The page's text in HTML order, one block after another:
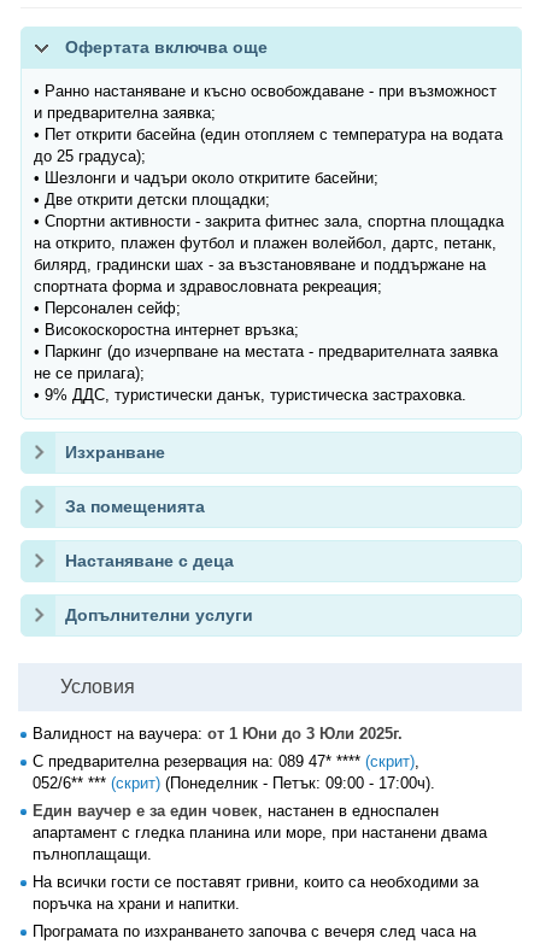
Офертата включва още
• Ранно настаняване и късно освобождаване - при възможност
и предварителна заявка;
• Пет открити басейна (един отопляем с температура на водата
до 25 градуса);
• Шезлонги и чадъри около откритите басейни;
• Две открити детски площадки;
• Спортни активности - закрита фитнес зала, спортна площадка
на открито, плажен футбол и плажен волейбол, дартс, петанк,
билярд, градински шах - за възстановяване и поддържане на
спортната форма и здравословната рекреация;
• Персонален сейф;
• Високоскоростна интернет връзка;
• Паркинг (до изчерпване на местата - предварителната заявка
не се прилага);
• 9% ДДС, туристически данък, туристическа застраховка.
Изхранване
За помещенията
Настаняване с деца
Допълнителни услуги
Условия
Валидност на ваучера: от 1 Юни до 3 Юли 2025г.
С предварителна резервация на: 089 47* **** (скрит),
052/6** *** (скрит) (Понеделник - Петък: 09:00 - 17:00ч).
Един ваучер е за един човек, настанен в едноспален
апартамент с гледка планина или море, при настанени двама
пълноплащащи.
На всички гости се поставят гривни, които са необходими за
поръчка на храни и напитки.
Програмата по изхранването започва с вечеря след часа на